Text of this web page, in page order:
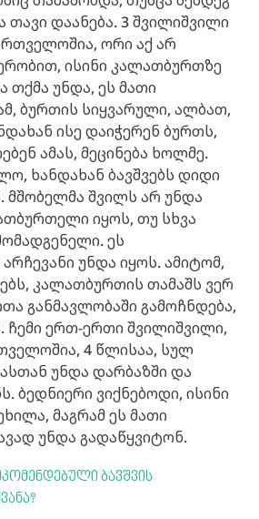
თავი დაანება. 3 შვილიშვილი
ორი აქ არ
ისინი კალათბურთზე
თქმა უნდა, ეს მათი
ბურთის სიყვარული, ალბათ,
ისე დაიჭერენ ბურთს,
ამას, მეცინება ხოლმე.
ხანდახან ბავშვებს დიდი
შვილს არ უნდა
იყოს, თუ სხვა
ეს
უნდა იყოს. ამიტომ,
კალათბურთის თამაშს ვერ
განმავლობაში გამოჩნდება,
ჩემი ერთ-ერთი შვილიშვილი,
4 წლისაა, სულ
უნდა დარბაზში და
ბედნიერი ვიქნებოდი, ისინი
მაგრამ ეს მათი
უნდა გადაწყვიტონ.
ბავშვის